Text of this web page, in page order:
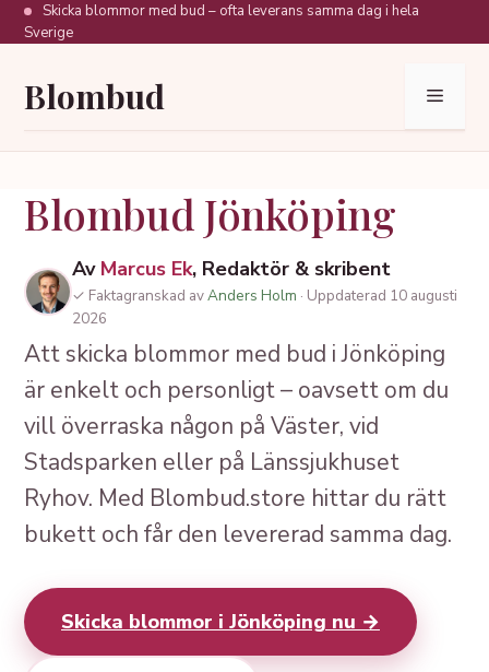
Hoppa
till
Skicka blommor med bud – ofta leverans samma dag i hela
Sverige
Blombud Meny
Blombud Jönköping
Av Marcus Ek, Redaktör & skribent
✓ Faktagranskad avAnders Holm · Uppdaterad 10 augusti
2026
Att skicka blommor med bud i Jönköping
är enkelt och personligt – oavsett om du
vill överraska någon på Väster, vid
Stadsparken eller på Länssjukhuset
Ryhov. Med Blombud.store hittar du rätt
bukett och får den levererad samma dag.
Skicka blommor i Jönköping nu →